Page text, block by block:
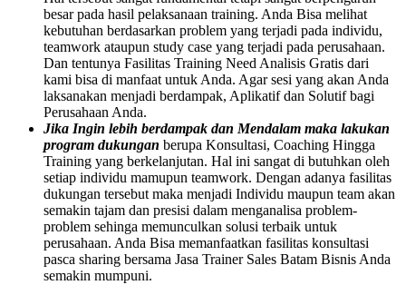
besar pada hasil pelaksanaan training. Anda Bisa melihat
kebutuhan berdasarkan problem yang terjadi pada individu,
teamwork ataupun study case yang terjadi pada perusahaan.
Dan tentunya Fasilitas Training Need Analisis Gratis dari
kami bisa di manfaat untuk Anda. Agar sesi yang akan Anda
laksanakan menjadi berdampak, Aplikatif dan Solutif bagi
Perusahaan Anda.
Jika Ingin lebih berdampak dan Mendalam maka lakukan
program dukungan berupa Konsultasi, Coaching Hingga
Training yang berkelanjutan. Hal ini sangat di butuhkan oleh
setiap individu mamupun teamwork. Dengan adanya fasilitas
dukungan tersebut maka menjadi Individu maupun team akan
semakin tajam dan presisi dalam menganalisa problem-
problem sehinga memunculkan solusi terbaik untuk
perusahaan. Anda Bisa memanfaatkan fasilitas konsultasi
pasca sharing bersama Jasa Trainer Sales Batam Bisnis Anda
semakin mumpuni.